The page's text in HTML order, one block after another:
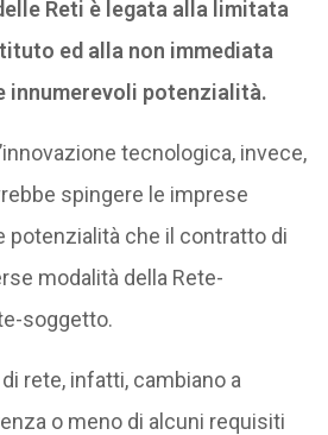
Reti è legata alla limitata
ed alla non immediata
innumerevoli potenzialità.
tecnologica, invece,
spingere le imprese
potenzialità che il contratto di
modalità della Rete-
soggetto.
rete, infatti, cambiano a
o meno di alcuni requisiti